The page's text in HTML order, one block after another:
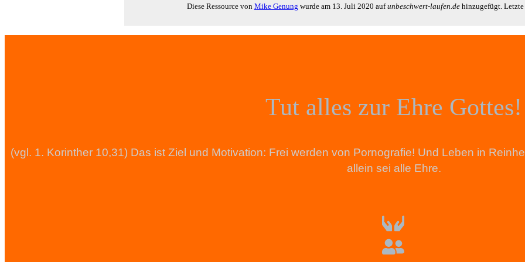
Diese Ressource von Mike Genung wurde am 13. Juli 2020 aufunbeschwert-laufen.dehinzugefügt.
Tut alles zur Ehre Gottes!
(vgl. 1. Korinther 10,31) Das ist Ziel und Motivation: Frei werden von Pornografie! Und Leben in
allein sei alle Ehre.